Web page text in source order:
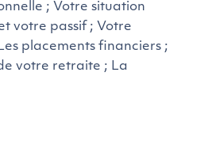
; Votre situation
votre passif ; Votre
placements financiers ;
votre retraite ; La